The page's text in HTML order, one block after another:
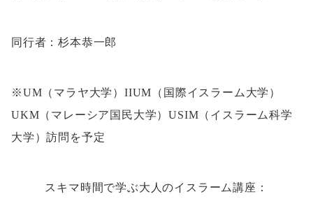
同行者：杉本恭一郎
※UM（マラヤ大学）IIUM（国際イスラーム大学）
UKM（マレーシア国民大学）USIM（イスラーム科学
大学）訪問を予定
スキマ時間で学ぶ大人のイスラーム講座：